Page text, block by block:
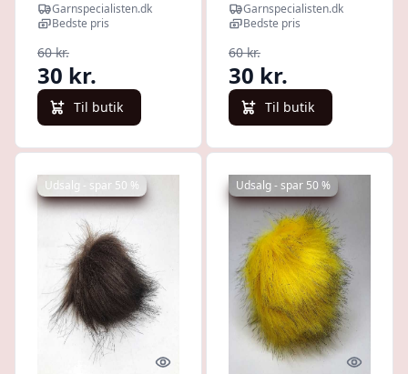
Garnspecialisten.dk
Bedste pris
60 kr.
30 kr.
Til butik
Garnspecialisten.dk
Bedste pris
60 kr.
30 kr.
Til butik
Udsalg - spar 50 %
Quick look
Udsalg - spar 50 %
Quick